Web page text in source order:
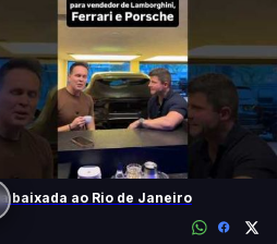
baixada ao Rio de Janeiro